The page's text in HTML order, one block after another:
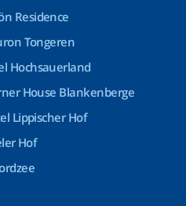
Residence
Tongeren
Hochsauerland
House Blankenberge
Lippischer Hof
Hof